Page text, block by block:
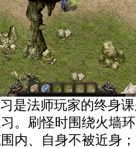
法师玩家的终身课
。刷怪时围绕火墙
内、自身不被近身